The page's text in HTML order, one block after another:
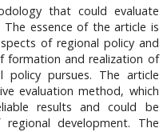
that could evaluate
essence of the article is
of regional policy and
formation and realization of
pursues. The article
evaluation method, which
results and could be
development. The